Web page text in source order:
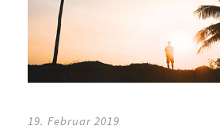
19. Februar 2019